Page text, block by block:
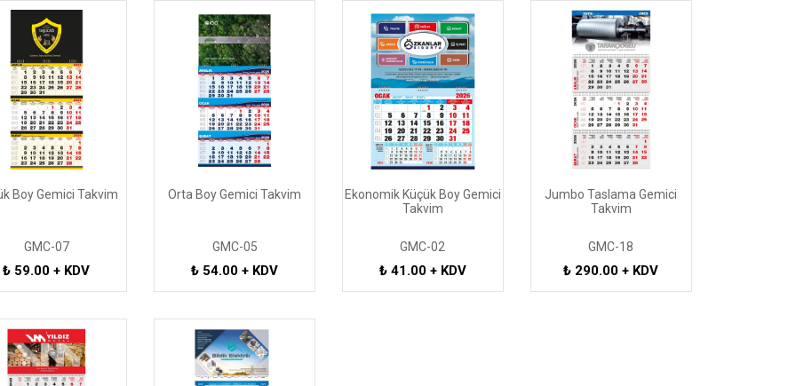
Boy Gemici Takvim
GMC-07
₺ 59.00 + KDV
Orta Boy Gemici Takvim
GMC-05
₺ 54.00 + KDV
Ekonomik Küçük Boy Gemici
Takvim
GMC-02
₺ 41.00 + KDV
Jumbo Taslama Gemici
Takvim
GMC-18
₺ 290.00 + KDV